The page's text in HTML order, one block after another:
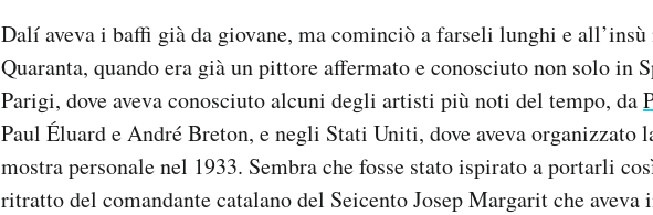
Dalí aveva i baffi già da giovane, ma cominciò a farseli lunghi e
Quaranta, quando era già un pittore affermato e conosciuto non solo in
Parigi, dove aveva conosciuto alcuni degli artisti più noti del tempo, da
Paul Éluard e André Breton, e negli Stati Uniti, dove aveva organizzato
mostra personale nel 1933. Sembra che fosse stato ispirato a portarli
ritratto del comandante catalano del Seicento Josep Margarit che aveva